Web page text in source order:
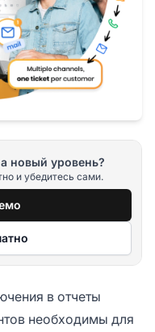
новый уровень?
и убедитесь сами.
в отчеты
необходимы для